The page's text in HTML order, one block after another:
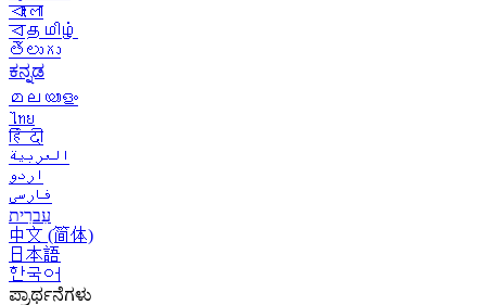
বাংলা
বதமிழ்
తెలుగు
ಕನ್ನಡ
മലയാളം
ไทย
हिंदी
العربية
اردو
فارسی
עִברִית
中文 (简体)
日本語
한국어
ಪ್ರಾರ್ಥನೆಗಳು